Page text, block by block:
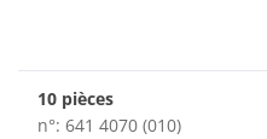
10 pièces
n°: 641 4070 (010)